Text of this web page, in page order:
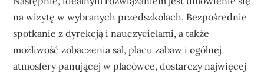
na wizytę w wybranych przedszkolach. Bezpośrednie
spotkanie z dyrekcją i nauczycielami, a także
możliwość zobaczenia sal, placu zabaw i ogólnej
atmosfery panującej w placówce, dostarczy najwięcej